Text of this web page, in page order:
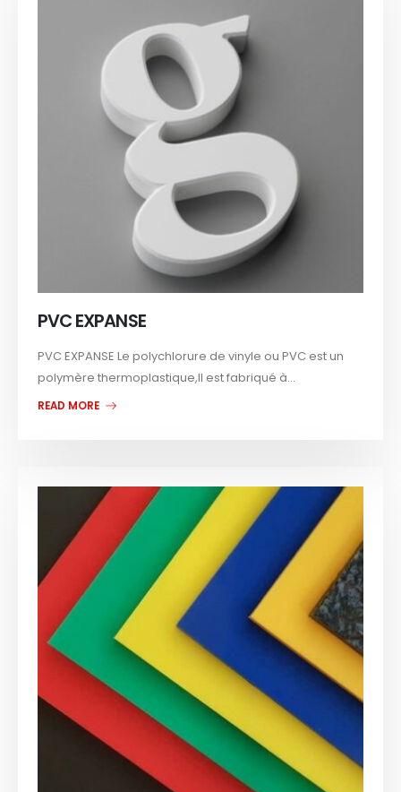
PVC EXPANSE
PVC EXPANSE Le polychlorure de vinyle ou PVC est un
polymère thermoplastique,Il est fabriqué à...
READ MORE